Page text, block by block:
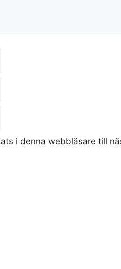
i denna webbläsare till